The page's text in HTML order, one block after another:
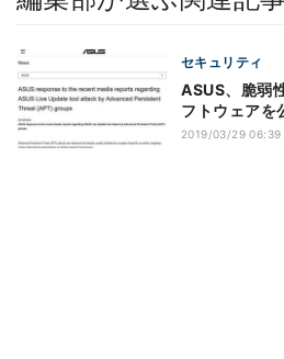
セキュリティ
ASUS、脆弱
フトウェアを
2019/03/29 06:39